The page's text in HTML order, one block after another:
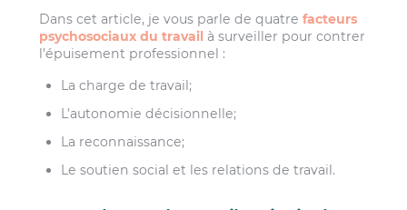
Dans cet article, je vous parle de quatrefacteurs
psychosociaux du travail à surveiller pour contrer
l’épuisement professionnel :
La charge de travail;
L’autonomie décisionnelle;
La reconnaissance;
Le soutien social et les relations de travail.